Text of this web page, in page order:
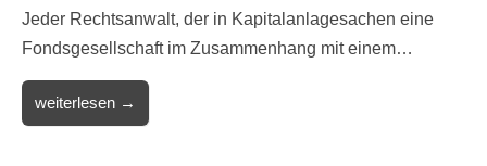
Jeder Rechtsanwalt, der in Kapitalanlagesachen eine
Fondsgesellschaft im Zusammenhang mit einem…
weiterlesen →